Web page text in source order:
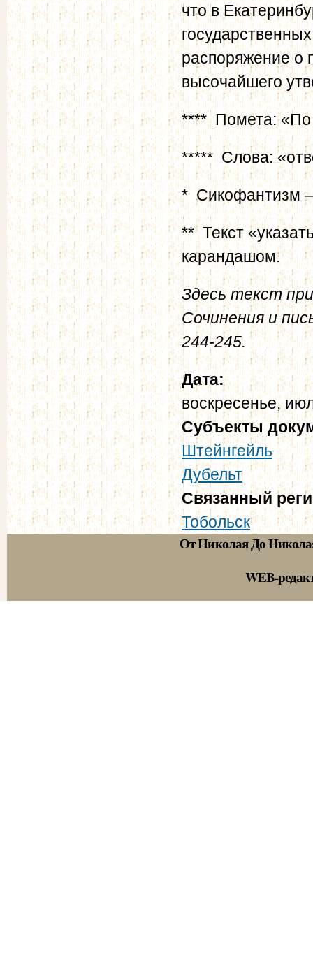
что в
распоряжение о
высочайшего
**** Помета: «По
***** Слова:
* Сикофантизм —
** Текст
карандашом.
Здесь текст
Сочинения и
244-245.
Дата:
воскресенье,
Субъекты
Штейнгейль
Дубельт
Связанный
Тобольск
От Николая До
WEB-